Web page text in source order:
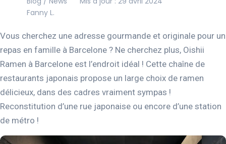
Fanny L.
Vous cherchez une adresse gourmande et originale pour un
repas en famille à Barcelone ? Ne cherchez plus, Oishii
Ramen à Barcelone est l’endroit idéal ! Cette chaîne de
restaurants japonais propose un large choix de ramen
délicieux, dans des cadres vraiment sympas !
Reconstitution d’une rue japonaise ou encore d’une station
de métro !